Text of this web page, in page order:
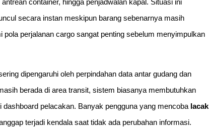
container, hingga penjadwalan kapal. Situasi ini
secara instan meskipun barang sebenarnya masih
perjalanan cargo sangat penting sebelum menyimpulkan
dipengaruhi oleh perpindahan data antar gudang dan
berada di area transit, sistem biasanya membutuhkan
pelacakan. Banyak pengguna yang mencoba lacak
terjadi kendala saat tidak ada perubahan informasi.